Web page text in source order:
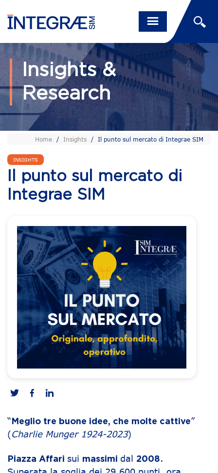
Insights &
Research
Home / Insights / Il punto sul mercato di Integrae SIM
INSIGHTS
Il punto sul mercato di
Integrae SIM
“ Meglio tre buone idee, che molte cattive”
(Charlie Munger 1924-2023)
Piazza Affari sui massimi dal 2008.